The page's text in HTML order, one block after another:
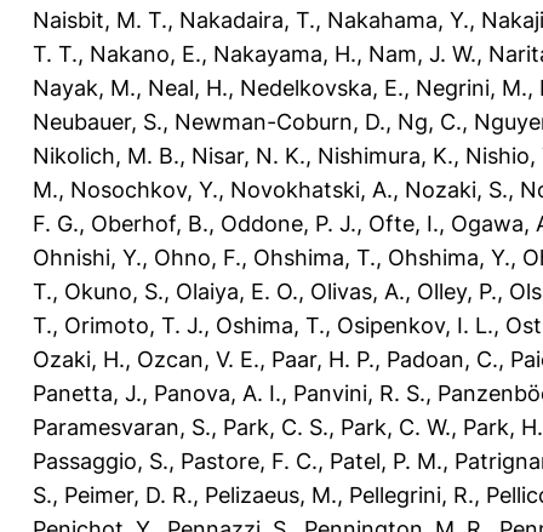
Naisbit, M. T., Nakadaira, T., Nakahama, Y.,
T. T., Nakano, E., Nakayama, H., Nam, J. W.,
Nayak, M., Neal, H., Nedelkovska, E., Negrini, M.,
Neubauer, S., Newman-Coburn, D., Ng, C.,
Nikolich, M. B., Nisar, N. K., Nishimura, K., Nishio,
M., Nosochkov, Y., Novokhatski, A., Nozaki, S.,
F. G., Oberhof, B., Oddone, P. J., Ofte, I., Ogawa,
Ohnishi, Y., Ohno, F., Ohshima, T., Ohshima, Y.,
T., Okuno, S., Olaiya, E. O., Olivas, A., Olley, P.,
T., Orimoto, T. J., Oshima, T., Osipenkov, I. L.,
Ozaki, H., Ozcan, V. E., Paar, H. P., Padoan, C.,
Panetta, J., Panova, A. I., Panvini, R. S.,
Paramesvaran, S., Park, C. S., Park, C. W., Park, H.
Passaggio, S., Pastore, F. C., Patel, P. M.,
S., Peimer, D. R., Pelizaeus, M., Pellegrini, R.,